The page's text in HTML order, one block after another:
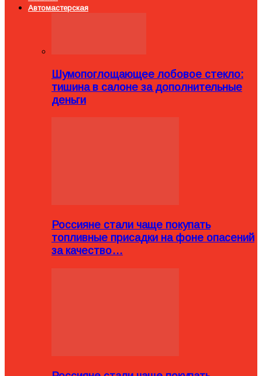
Автомастерская
Шумопоглощающее лобовое стекло:
тишина в салоне за дополнительные
деньги
Россияне стали чаще покупать
топливные присадки на фоне опасений
за качество…